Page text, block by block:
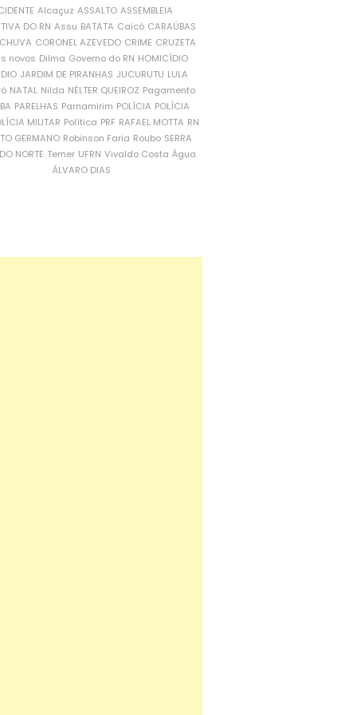
Alcaçuz ASSALTO ASSEMBLEIA
DO RN Assu BATATA Caicó CARAÚBAS
CORONEL AZEVEDO CRIME CRUZETA
novos Dilma Governo do RN HOMICÍDIO
JARDIM DE PIRANHAS JUCURUTU LULA
NATAL Nilda NÉLTER QUEIROZ Pagamento
PARELHAS Parnamirim POLÍCIA POLÍCIA
MILITAR Política PRF RAFAEL MOTTA RN
GERMANO Robinson Faria Roubo SERRA
NORTE Temer UFRN Vivaldo Costa Água
ÁLVARO DIAS